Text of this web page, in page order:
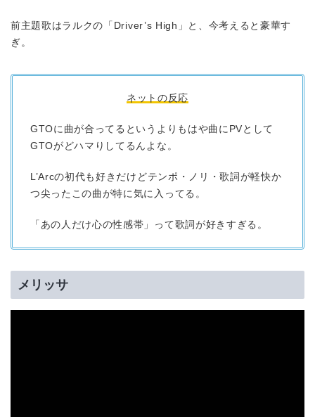
前主題歌はラルクの「Driver’s High」と、今考えると豪華す
ぎ。
ネットの反応
GTOに曲が合ってるというよりもはや曲にPVとして
GTOがどハマりしてるんよな。
L’Arcの初代も好きだけどテンポ・ノリ・歌詞が軽快か
つ尖ったこの曲が特に気に入ってる。
「あの人だけ心の性感帯」って歌詞が好きすぎる。
メリッサ